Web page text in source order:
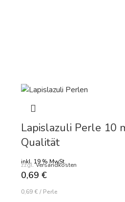
Lapislazuli Perle 10
Qualität
inkl. 19 % MwSt.
zzgl.Versandkosten
0,69 €
0,69 € / Perle